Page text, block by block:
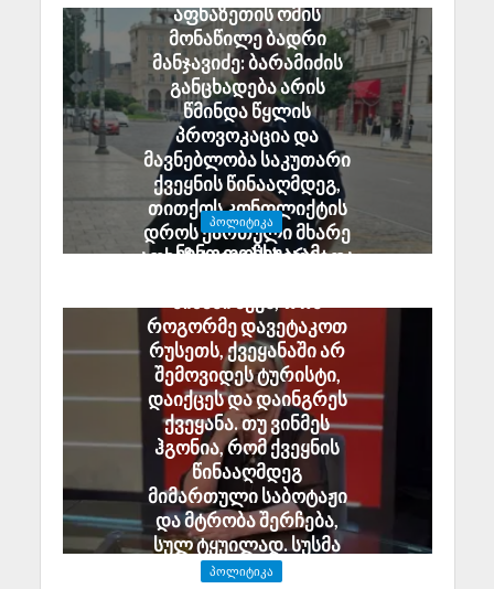
აფხაზეთის ომის
მონაწილე ბადრი
მანჯავიძე: ბარამიძის
განცხადება არის
წმინდა წყლის
პროვოკაცია და
მავნებლობა საკუთარი
ქვეყნის წინააღმდეგ,
თითქოს კონფლიქტის
დროს ქართული მხარე
აფხაზ ტყვეებს ხვრეტდა
ᲞᲝᲚᲘᲢᲘᲙᲐ
ნინო ფოჩხუა: ამ
მიზანი აქვს, რომ
როგორმე დავეტაკოთ
რუსეთს, ქვეყანაში არ
შემოვიდეს ტურისტი,
დაიქცეს და დაინგრეს
ქვეყანა. თუ ვინმეს
ჰგონია, რომ ქვეყნის
წინააღმდეგ
მიმართული საბოტაჟი
და მტრობა შერჩება,
სულ ტყუილად. სუსმა
გამოძიება დაიწყო და
ᲞᲝᲚᲘᲢᲘᲙᲐ